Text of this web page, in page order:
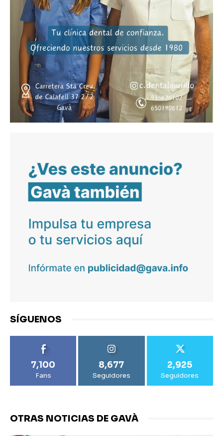
SÍGUENOS
7,100
Fans
8,677
Seguidores
2,925
Seguidores
OTRAS NOTICIAS DE GAVÀ